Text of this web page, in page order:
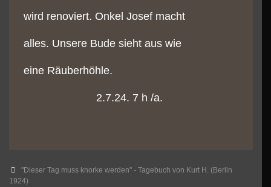
wird renoviert. Onkel Josef macht
alles. Unsere Bude sieht aus wie
eine Räuberhöhle.
2.7.24. 7 h /a.
Categories
"Dieser Tag muss knorke werden" - Tagebuch von Kurt H. (Berlin
1924)